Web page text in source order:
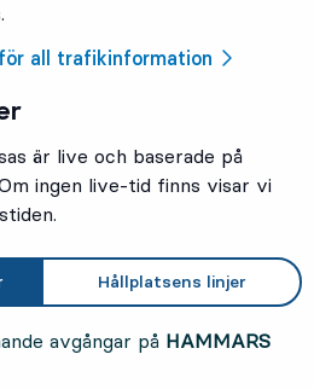
all trafikinformation
är live och baserade på
ingen live-tid finns visar vi
Hållplatsens linjer
avgångar på HAMMARS